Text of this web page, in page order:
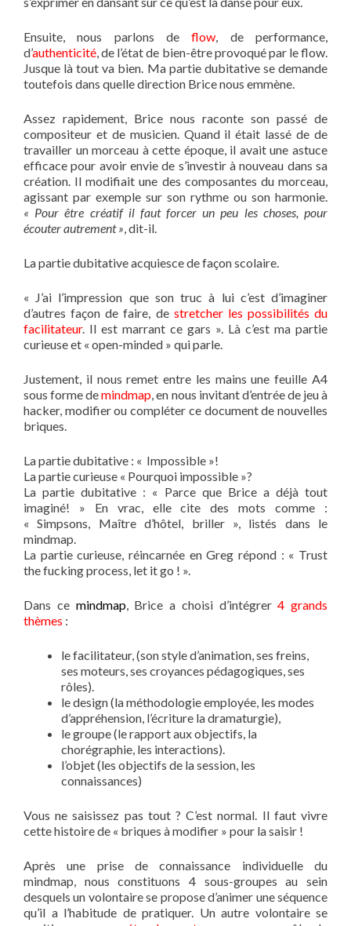
Ensuite, nous parlons deflow, de performance,
d’authenticité, de l’état de bien-être provoqué par le flow.
Jusque là tout va bien. Ma partie dubitative se demande
toutefois dans quelle direction Brice nous emmène.
Assez rapidement, Brice nous raconte son passé de
compositeur et de musicien. Quand il était lassé de de
travailler un morceau à cette époque, il avait une astuce
efficace pour avoir envie de s’investir à nouveau dans sa
création. Il modifiait une des composantes du morceau,
agissant par exemple sur son rythme ou son harmonie.
« Pour être créatif il faut forcer un peu les choses, pour
écouter autrement », dit-il.
La partie dubitative acquiesce de façon scolaire.
« J’ai l’impression que son truc à lui c’est d’imaginer
d’autres façon de faire, de stretcher les possibilités du
facilitateur. Il est marrant ce gars ». Là c’est ma partie
curieuse et « open-minded » qui parle.
Justement, il nous remet entre les mains une feuille A4
sous forme demindmap, en nous invitant d’entrée de jeu à
hacker, modifier ou compléter ce document de nouvelles
briques.
La partie dubitative : « Impossible »!
La partie curieuse « Pourquoi impossible »?
La partie dubitative : « Parce que Brice a déjà tout
imaginé! » En vrac, elle cite des mots comme :
« Simpsons, Maître d’hôtel, briller », listés dans le
mindmap.
La partie curieuse, réincarnée en Greg répond : « Trust
the fucking process, let it go ! ».
Dans ce mindmap, Brice a choisi d’intégrer4 grands
thèmes :
le facilitateur, (son style d’animation, ses freins,
ses moteurs, ses croyances pédagogiques, ses
rôles).
le design (la méthodologie employée, les modes
d’appréhension, l’écriture la dramaturgie),
le groupe (le rapport aux objectifs, la
chorégraphie, les interactions).
l’objet (les objectifs de la session, les
connaissances)
Vous ne saisissez pas tout ? C’est normal. Il faut vivre
cette histoire de « briques à modifier » pour la saisir !
Après une prise de connaissance individuelle du
mindmap, nous constituons 4 sous-groupes au sein
desquels un volontaire se propose d’animer une séquence
qu’il a l’habitude de pratiquer. Un autre volontaire se